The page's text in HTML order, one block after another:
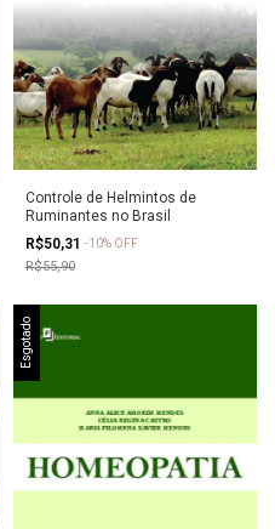
Controle de Helmintos de
Ruminantes no Brasil
R$50,31 -10% OFF
R$55,90
Esgotado